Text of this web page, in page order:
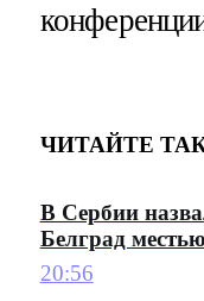
ЧИТАЙТЕ
В Сербии
Белград
20:56